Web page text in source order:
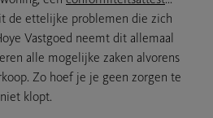
de ettelijke problemen die zich
Vastgoed neemt dit allemaal
alle mogelijke zaken alvorens
Zo hoef je je geen zorgen te
klopt.